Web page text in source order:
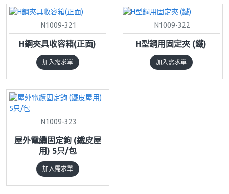
N1009-321
H鋼夾具收容箱(正面)
加入需求單
N1009-322
H型鋼用固定夾 (鐵)
加入需求單
N1009-323
屋外電纜固定鉤 (鐵皮屋
用) 5只/包
加入需求單